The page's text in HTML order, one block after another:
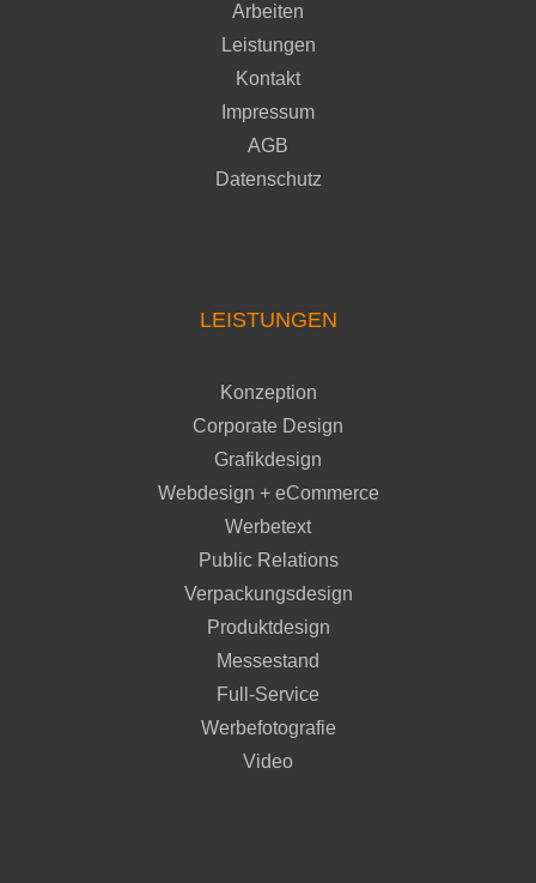
Arbeiten
Leistungen
Kontakt
Impressum
AGB
Datenschutz
LEISTUNGEN
Konzeption
Corporate Design
Grafikdesign
Webdesign + eCommerce
Werbetext
Public Relations
Verpackungsdesign
Produktdesign
Messestand
Full-Service
Werbefotografie
Video